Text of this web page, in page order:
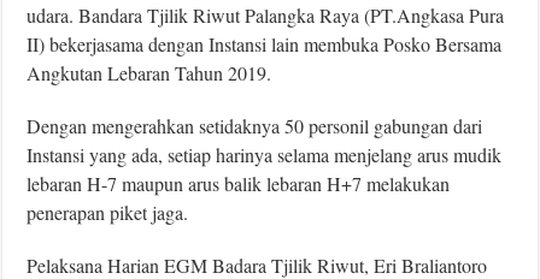
udara. Bandara Tjilik Riwut Palangka Raya (PT.Angkasa Pura
II) bekerjasama dengan Instansi lain membuka Posko Bersama
Angkutan Lebaran Tahun 2019.
Dengan mengerahkan setidaknya 50 personil gabungan dari
Instansi yang ada, setiap harinya selama menjelang arus mudik
lebaran H-7 maupun arus balik lebaran H+7 melakukan
penerapan piket jaga.
Pelaksana Harian EGM Badara Tjilik Riwut, Eri Braliantoro